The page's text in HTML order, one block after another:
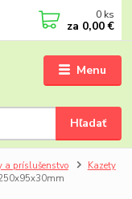
Menu
Hľadať
0 ks
za 0,00 €
a príslušenstvo
Kazety